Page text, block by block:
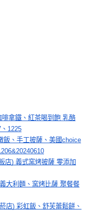
拿鐵、紅茶喝到飽 乳酪
1225
飯、手工披薩、美國choice
店) 義式窯烤披薩 零添加
大利麵、窯烤比薩 聚餐餐
店) 彩虹飯、舒芙蕾鬆餅、